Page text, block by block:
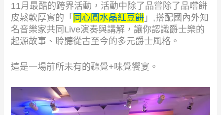
11月最酷的跨界活動，活動中除了品嘗除了品嚐餅
皮鬆軟厚實的「 同心圓水晶紅豆餅 」,搭配國內外知
名音樂家共同Live演奏與講解，讓你認識爵士樂的
起源故事、聆聽從古至今的多元爵士風格。
這是一場前所未有的聽覺+味覺饗宴。